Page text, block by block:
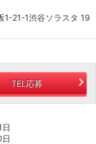
1-21-1渋谷ソラスタ 19
TEL応募